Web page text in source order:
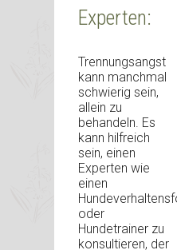
Experten:
Trennungsangst
kann manchmal
schwierig sein,
allein zu
behandeln. Es
kann hilfreich
sein, einen
Experten wie
einen
oder
Hundetrainer zu
konsultieren, der